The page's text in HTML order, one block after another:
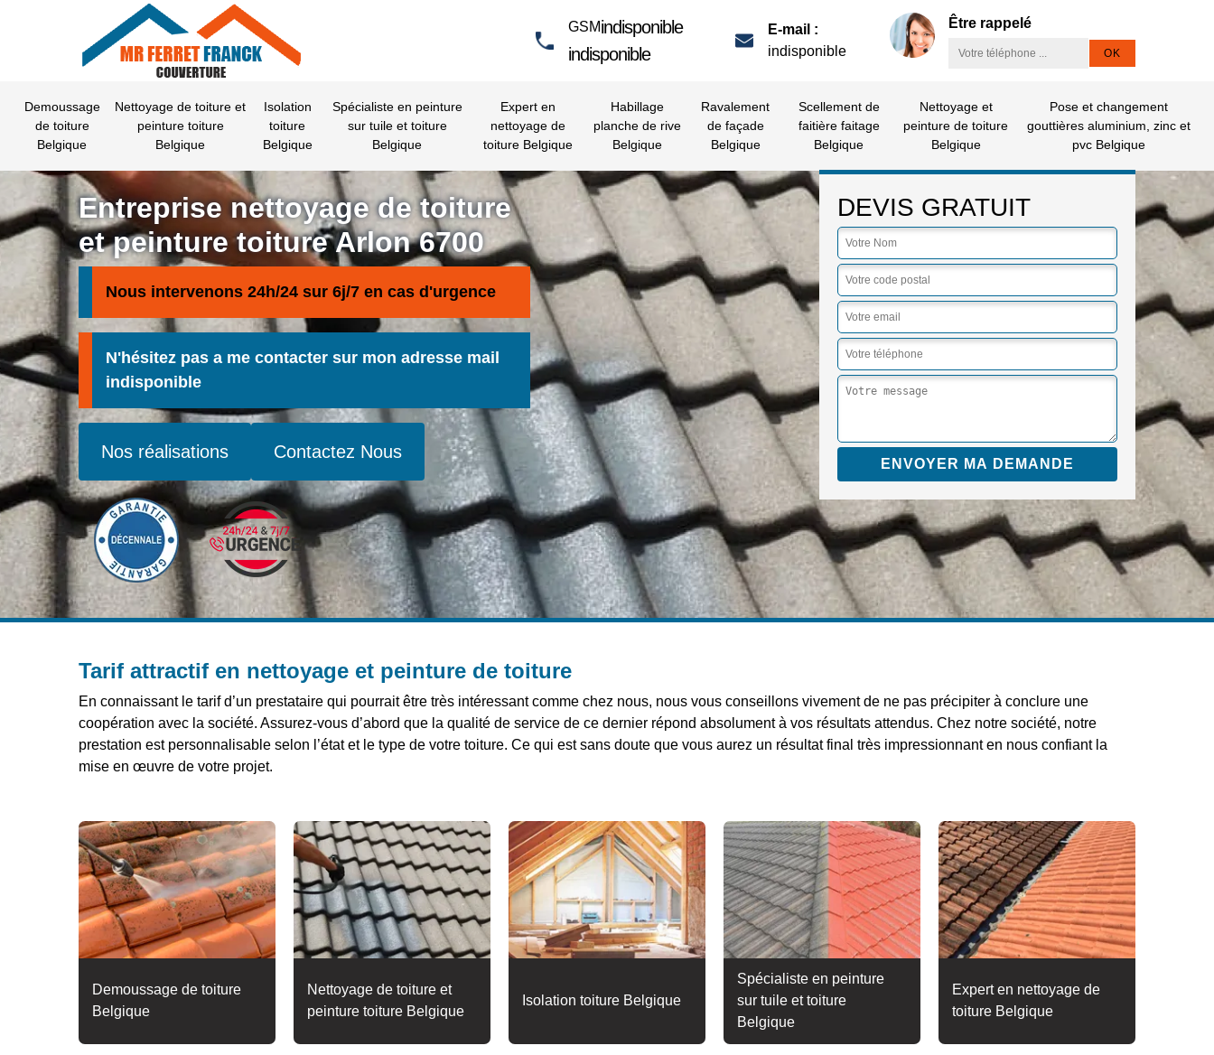
GSMindisponible
indisponible
E-mail :
indisponible
Être rappelé
Demoussage
de toiture
Belgique
Nettoyage de toiture et
peinture toiture
Belgique
Isolation
toiture
Belgique
Spécialiste en peinture
sur tuile et toiture
Belgique
Expert en
nettoyage de
toiture Belgique
Habillage
planche de rive
Belgique
Ravalement
de façade
Belgique
Scellement de
faitière faitage
Belgique
Nettoyage et
peinture de toiture
Belgique
Pose et changement
gouttières aluminium, zinc et
pvc Belgique
Entreprise nettoyage de toiture
et peinture toiture Arlon 6700
Nous intervenons 24h/24 sur 6j/7 en cas d'urgence
N'hésitez pas a me contacter sur mon adresse mail
indisponible
Nos réalisations Contactez Nous
DEVIS GRATUIT
Tarif attractif en nettoyage et peinture de toiture
En connaissant le tarif d’un prestataire qui pourrait être très intéressant comme chez nous, nous vous conseillons vivement de ne pas précipiter à conclure une
coopération avec la société. Assurez-vous d’abord que la qualité de service de ce dernier répond absolument à vos résultats attendus. Chez notre société, notre
prestation est personnalisable selon l’état et le type de votre toiture. Ce qui est sans doute que vous aurez un résultat final très impressionnant en nous confiant la
mise en œuvre de votre projet.
Demoussage de toiture
Belgique
Nettoyage de toiture et
peinture toiture Belgique
Isolation toiture Belgique
Spécialiste en peinture
sur tuile et toiture
Belgique
Expert en nettoyage de
toiture Belgique